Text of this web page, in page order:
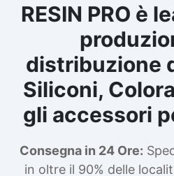
RESIN PRO è
distribuzione
Siliconi,
gli accessori
Consegna in 24 Ore:
in oltre il 90% delle